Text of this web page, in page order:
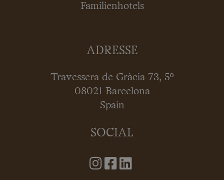
Familienhotels
ADRESSE
Travessera de Gràcia 73, 5º
08021 Barcelona
Spain
SOCIAL